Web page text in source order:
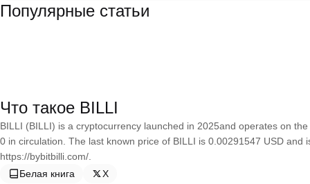
Популярные статьи
Что такое BILLI
BILLI (BILLI) is a cryptocurrency launched in 2025and operates on
0 in circulation. The last known price of BILLI is 0.00291547 USD
https://bybitbilli.com/.
Белая книга
X